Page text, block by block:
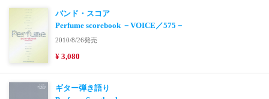
バンド・スコア
Perfume scorebook －VOICE／575－
2010/8/26発売
¥ 3,080
ギター弾き語り